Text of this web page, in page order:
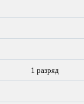
1 разряд